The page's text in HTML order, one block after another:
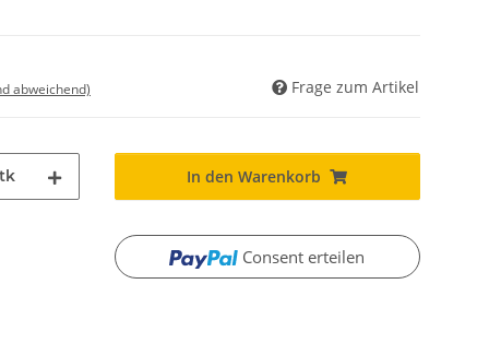
abweichend) Frage zum Artikel
In den Warenkorb
Consent erteilen